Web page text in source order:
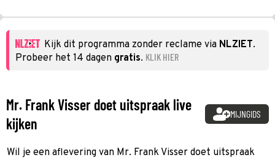
Kijk dit programma zonder reclame via NLZIET.
Probeer het 14 dagen gratis. KLIK HIER
Mr. Frank Visser doet uitspraak live
kijken
MIJNGIDS
Wil je een aflevering van Mr. Frank Visser doet uitspraak